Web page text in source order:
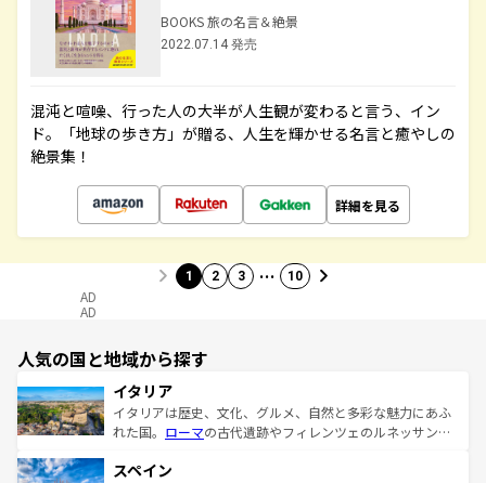
BOOKS 旅の名言＆絶景
2022.07.14 発売
混沌と喧噪、行った人の大半が人生観が変わると言う、イン
ド。「地球の歩き方」が贈る、人生を輝かせる名言と癒やしの
絶景集！
詳細を見る
1 2 3 … 10
AD
AD
人気の国と地域から探す
イタリア
イタリアは歴史、文化、グルメ、自然と多彩な魅力にあふ
れた国。 ローマの古代遺跡やフィレンツェのルネッサンス
ろん、トスカーナの美しい田園風景やアマルフィ海岸の絶
スペイン